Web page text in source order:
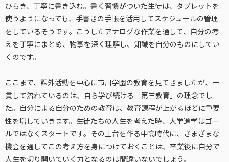
ひらき、丁寧に書き込む。書く習慣がついた生徒は、タブレットを
使うようになっても、手書きの手帳を活用してスケジュールの管理
をしているそうです。こうしたアナログな作業を通して、自分の考
えを丁寧にまとめ、物事を深く理解し、知識を自分のものにしてい
くのです。
ここまで、課外活動を中心に市川学園の教育を見てきましたが、一
貫して流れているのは、自ら学び続ける「第三教育」の理念でし
た。自分による自分のための教育は、教育課程が上がるほどに重要
性を増していきます。生徒たちの人生を考えた時、大学進学はゴー
ルではなくスタートです。その土台を作る中高時代に、さまざまな
機会を通してこの考え方を身につけておくことは、卒業後に自分で
人生を切り開いていく力となるのは間違いないでしょう。